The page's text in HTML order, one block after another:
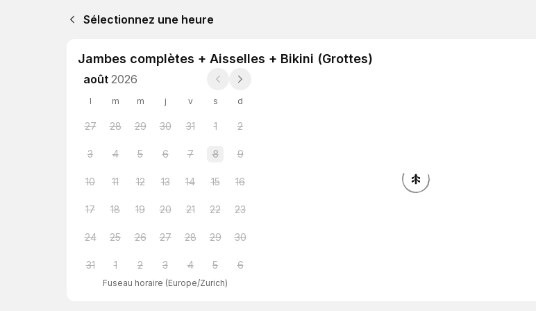
Sélectionnez une heure
Jambes complètes + Aisselles + Bikini (Grottes)
août 2026
l m m j v s d
27 28 29 30 31 1 2
3 4 5 6 7 8 9
10 11 12 13 14 15 16
17 18 19 20 21 22 23
24 25 26 27 28 29 30
31 1 2 3 4 5 6
Fuseau horaire (Europe/Zurich)